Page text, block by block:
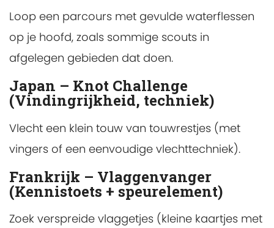
Loop een parcours met gevulde waterflessen
op je hoofd, zoals sommige scouts in
afgelegen gebieden dat doen.
Japan – Knot Challenge
(Vindingrijkheid, techniek)
Vlecht een klein touw van touwrestjes (met
vingers of een eenvoudige vlechttechniek).
Frankrijk – Vlaggenvanger
(Kennistoets + speurelement)
Zoek verspreide vlaggetjes (kleine kaartjes met